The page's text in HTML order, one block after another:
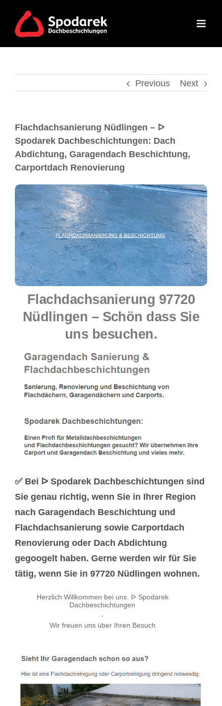
Previous Next
Flachdachsanierung Nüdlingen – ᐅ
Spodarek Dachbeschichtungen: Dach
Abdichtung, Garagendach Beschichtung,
Carportdach Renovierung
Flachdachsanierung 97720
Nüdlingen – Schön dass Sie
uns besuchen.
✅ Bei ᐅ Spodarek Dachbeschichtungen sind
Sie genau richtig, wenn Sie in Ihrer Region
nach Garagendach Beschichtung und
Flachdachsanierung sowie Carportdach
Renovierung oder Dach Abdichtung
gegoogelt haben. Gerne werden wir für Sie
tätig, wenn Sie in 97720 Nüdlingen wohnen.
Herzlich Willkommen bei uns. ᐅ Spodarek
Dachbeschichtungen
-
Wir freuen uns über Ihren Besuch